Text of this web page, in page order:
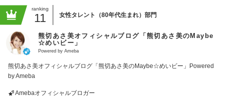
ranking
11 女性タレント（80年代生まれ）部門
熊切あさ美オフィシャルブログ「熊切あさ美のMaybe
☆めいビー」
Powered by Ameba
熊切あさ美オフィシャルブログ「熊切あさ美のMaybe☆めいビー」Powered
by Ameba
Amebaオフィシャルブロガー